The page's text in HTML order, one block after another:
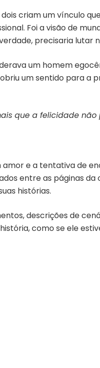
dois criam um vínculo
Foi a visão de
precisaria lutar
um homem
um sentido para a
que a felicidade
e a tentativa de
entre as páginas
histórias.
descrições de
como se ele